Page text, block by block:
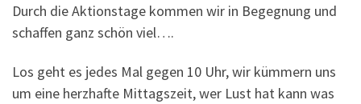
Durch die Aktionstage kommen wir in Begegnung und
schaffen ganz schön viel….
Los geht es jedes Mal gegen 10 Uhr, wir kümmern uns
um eine herzhafte Mittagszeit, wer Lust hat kann was